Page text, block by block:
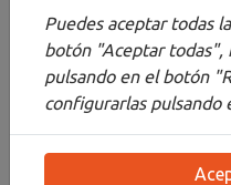
¡Este producto no tiene
Puedes aceptar todas
botón "Aceptar todas",
pulsando en el botón
configurarlas pulsando